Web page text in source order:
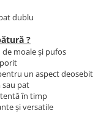
dublu
?
moale și pufos
un aspect deosebit
pat
în timp
și versatile